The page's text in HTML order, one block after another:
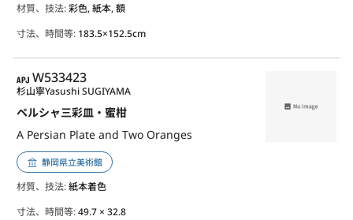
材質、技法:彩色, 紙本, 額
寸法、時間等: 183.5×152.5cm
APJ
W533423
ペルシャ三彩皿・蜜柑
A Persian Plate and Two Oranges
杉山寧Yasushi SUGIYAMA
静岡県立美術館
材質、技法:紙本着色
寸法、時間等:49.7 × 32.8